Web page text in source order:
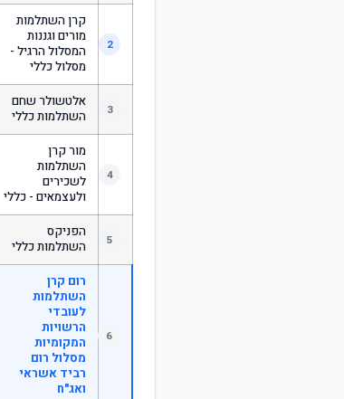
2
קרן השתלמות
מורים וגננות
המסלול הרגיל -
מסלול כללי
3
אלטשולר שחם
השתלמות כללי
4
מור קרן
השתלמות
לשכירים
ולעצמאים - כללי
5
הפניקס
השתלמות כללי
6
רום קרן
השתלמות
לעובדי
הרשויות
המקומיות
מסלול רום
רביד אשראי
ואג"ח